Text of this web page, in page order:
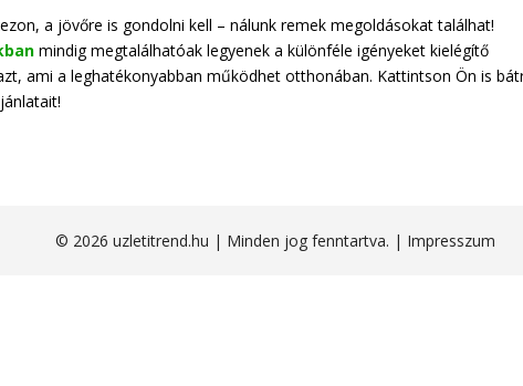
a jövőre is gondolni kell – nálunk remek megoldásokat találhat!
mindig megtalálhatóak legyenek a különféle igényeket kielégítő
ami a leghatékonyabban működhet otthonában. Kattintson Ön is
© 2026 uzletitrend.hu | Minden jog fenntartva. | Impresszum